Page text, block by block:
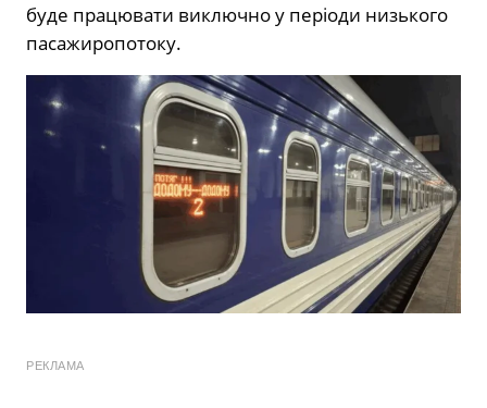
буде працювати виключно у періоди низького
пасажиропотоку.
РЕКЛАМА